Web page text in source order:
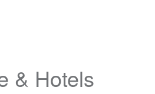
& Hotels